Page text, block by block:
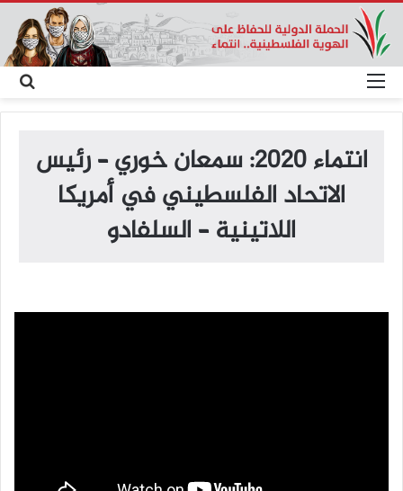
عن
انتماء 2020: سمعان خوري – رئيس
الاتحاد الفلسطيني في أمريكا
اللاتينية – السلفادو